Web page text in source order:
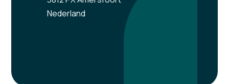
Nederland